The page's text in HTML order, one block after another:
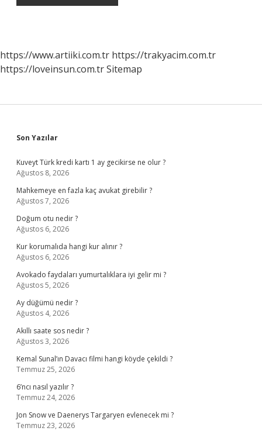
https://www.artiiki.com.tr https://trakyacim.com.tr
https://loveinsun.com.trSitemap
Sidebar
Son Yazılar
Kuveyt Türk kredi kartı 1 ay gecikirse ne olur ?
Ağustos 8, 2026
Mahkemeye en fazla kaç avukat girebilir ?
Ağustos 7, 2026
Doğum otu nedir ?
Ağustos 6, 2026
Kur korumalıda hangi kur alınır ?
Ağustos 6, 2026
Avokado faydaları yumurtalıklara iyi gelir mi ?
Ağustos 5, 2026
Ay düğümü nedir ?
Ağustos 4, 2026
Akıllı saate sos nedir ?
Ağustos 3, 2026
Kemal Sunal’ın Davacı filmi hangi köyde çekildi ?
Temmuz 25, 2026
6’ncı nasıl yazılır ?
Temmuz 24, 2026
Jon Snow ve Daenerys Targaryen evlenecek mi ?
Temmuz 23, 2026